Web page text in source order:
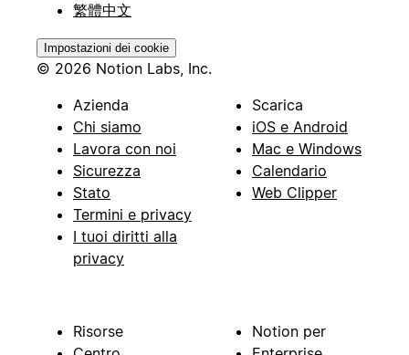
繁體中文
Impostazioni dei cookie
© 2026 Notion Labs, Inc.
Azienda
Chi siamo
Lavora con noi
Sicurezza
Stato
Termini e privacy
I tuoi diritti alla
privacy
Scarica
iOS e Android
Mac e Windows
Calendario
Web Clipper
Risorse
Notion per